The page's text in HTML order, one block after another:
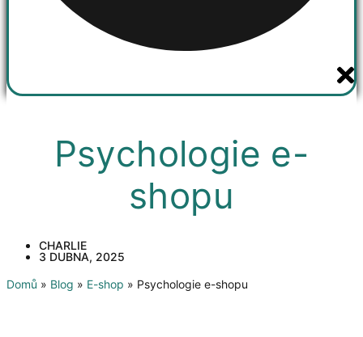
Psychologie e-
shopu
CHARLIE
3 DUBNA, 2025
Domů » Blog » E-shop » Psychologie e-shopu